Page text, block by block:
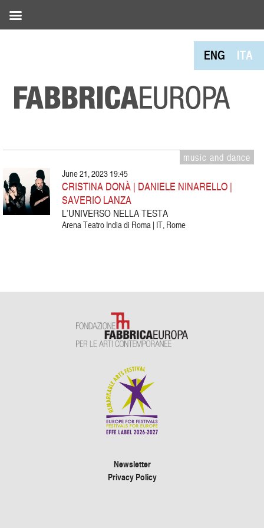
ENG ITA
music and dance
June 21, 2023 19:45
CRISTINA DONÀ | DANIELE NINARELLO |
SAVERIO LANZA
L’UNIVERSO NELLA TESTA
Arena Teatro India di Roma | IT, Rome
Newsletter
Privacy Policy